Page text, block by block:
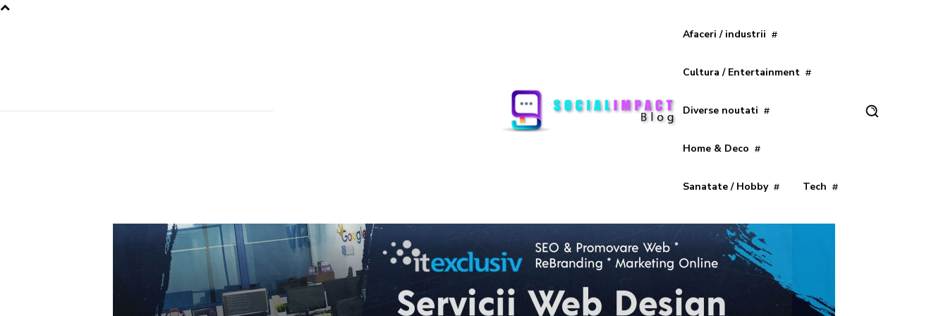
Afaceri / industrii
Cultura / Entertainment
Diverse noutati
Home & Deco
Sanatate / Hobby Tech